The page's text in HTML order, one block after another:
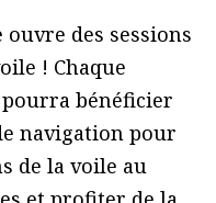
des sessions
! Chaque
bénéficier
navigation pour
de la voile au